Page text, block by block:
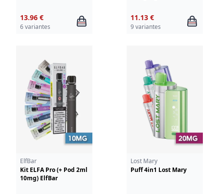
13.96 €
6 variantes
11.13 €
9 variantes
ElfBar
Kit ELFA Pro (+ Pod 2ml
10mg) ElfBar
Lost Mary
Puff 4in1 Lost Mary